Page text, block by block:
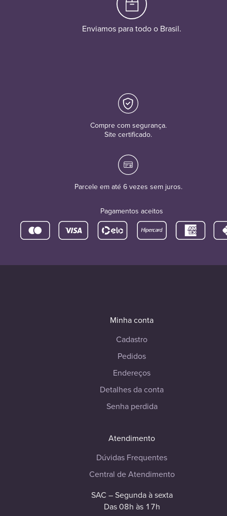
Enviamos para todo o Brasil.
Compre com segurança.
Site certificado.
Parcele em até 6 vezes sem juros.
Pagamentos aceitos
Minha conta
Cadastro
Pedidos
Endereços
Detalhes da conta
Senha perdida
Atendimento
Dúvidas Frequentes
Central de Atendimento
SAC – Segunda à sexta
Das 08h às 17h